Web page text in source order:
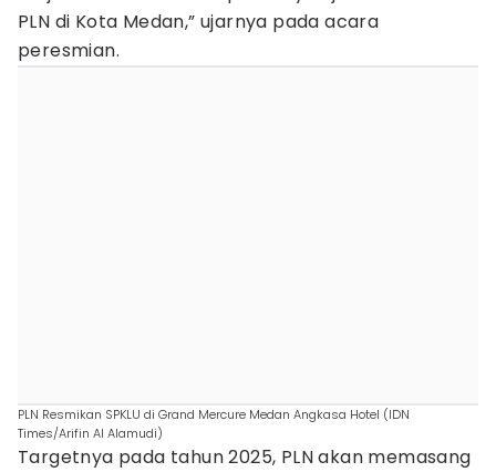
PLN di Kota Medan,” ujarnya pada acara
peresmian.
PLN Resmikan SPKLU di Grand Mercure Medan Angkasa Hotel (IDN
Times/Arifin Al Alamudi)
Targetnya pada tahun 2025, PLN akan memasang